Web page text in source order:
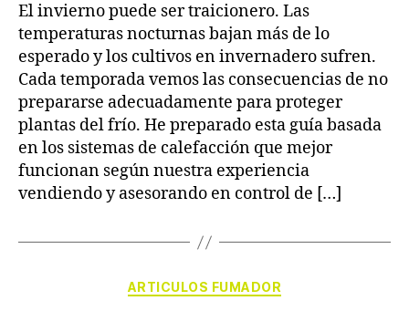
El invierno puede ser traicionero. Las
temperaturas nocturnas bajan más de lo
esperado y los cultivos en invernadero sufren.
Cada temporada vemos las consecuencias de no
prepararse adecuadamente para proteger
plantas del frío. He preparado esta guía basada
en los sistemas de calefacción que mejor
funcionan según nuestra experiencia
vendiendo y asesorando en control de […]
ARTICULOS FUMADOR